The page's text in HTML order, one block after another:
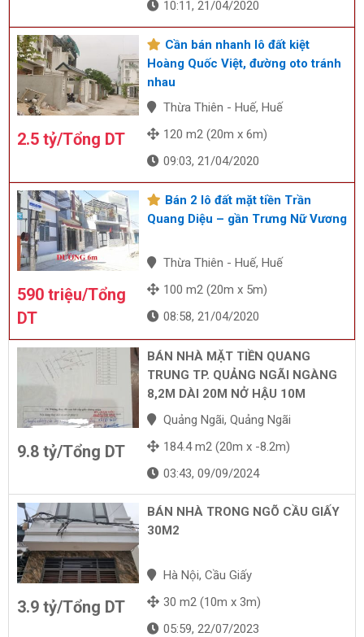
10:11, 21/04/2020
2.5 tỷ/Tổng DT
Cần bán nhanh lô đất kiệt
Hoàng Quốc Việt, đường oto tránh
nhau
Thừa Thiên - Huế, Huế
120 m2 (20m x 6m)
09:03, 21/04/2020
590 triệu/Tổng
DT
Bán 2 lô đất mặt tiền Trần
Quang Diệu – gần Trưng Nữ Vương
Thừa Thiên - Huế, Huế
100 m2 (20m x 5m)
08:58, 21/04/2020
9.8 tỷ/Tổng DT
BÁN NHÀ MẶT TIỀN QUANG
TRUNG TP. QUẢNG NGÃI NGÀNG
8,2M DÀI 20M NỞ HẬU 10M
Quảng Ngãi, Quảng Ngãi
184.4 m2 (20m x -8.2m)
03:43, 09/09/2024
3.9 tỷ/Tổng DT
BÁN NHÀ TRONG NGÕ CẦU GIẤY
30M2
Hà Nội, Cầu Giấy
30 m2 (10m x 3m)
05:59, 22/07/2023